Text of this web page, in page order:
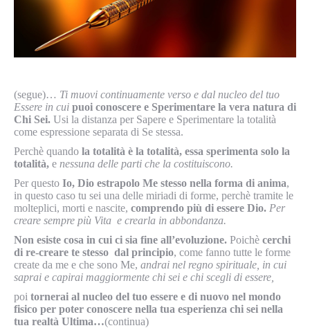
(segue)… Ti muovi continuamente verso e dal nucleo del tuo
Essere in cui puoi conoscere e Sperimentare la vera natura di
Chi Sei. Usi la distanza per Sapere e Sperimentare la totalità
come espressione separata di Se stessa.
Perchè quando la totalità è la totalità, essa sperimenta solo la
totalità, e nessuna delle parti che la costituiscono.
Per questo Io, Dio estrapolo Me stesso nella forma di anima,
in questo caso tu sei una delle miriadi di forme, perchè tramite le
molteplici, morti e nascite, comprendo più di essere Dio. Per
creare sempre più Vita e crearla in abbondanza.
Non esiste cosa in cui ci sia fine all’evoluzione. Poichè cerchi
di re-creare te stesso dal principio, come fanno tutte le forme
create da me e che sono Me, andrai nel regno spirituale, in cui
saprai e capirai maggiormente chi sei e chi scegli di essere,
poi tornerai al nucleo del tuo essere e di nuovo nel mondo
fisico per poter conoscere nella tua esperienza chi sei nella
tua realtà Ultima…(continua)